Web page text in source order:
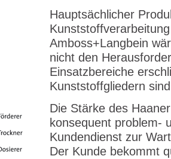
Hauptsächlicher
Amboss+Langbein
nicht den
Einsatzbereiche
Kunststoffgliedern
Die Stärke des
konsequent problem-
Kundendienst zur
Der Kunde bekommt